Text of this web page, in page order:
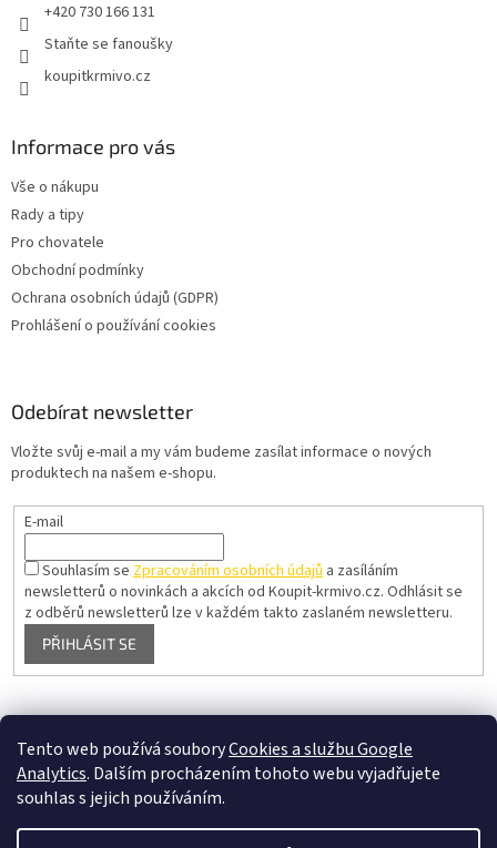
Tento web používá souboryCookies a službu Google
Analytics. Dalším procházením tohoto webu vyjadřujete
souhlas s jejich používáním.
+420 730 166 131
Staňte se fanoušky
koupitkrmivo.cz
Informace pro vás
Vše o nákupu
Rady a tipy
Pro chovatele
Obchodní podmínky
Ochrana osobních údajů (GDPR)
Prohlášení o používání cookies
Odebírat newsletter
Vložte svůj e-mail a my vám budeme zasílat informace o nových
produktech na našem e-shopu.
E-mail
Souhlasím se Zpracováním osobních údajů a zasíláním
newsletterů o novinkách a akcích od Koupit-krmivo.cz. Odhlásit se
z odběrů newsletterů lze v každém takto zaslaném newsletteru.
PŘIHLÁSIT SE